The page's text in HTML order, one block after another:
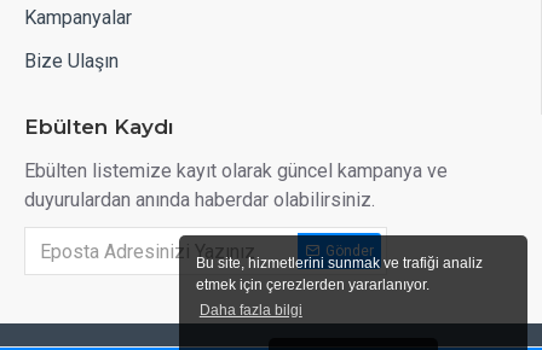
Bu site, hizmetlerini sunmak ve trafiği analiz
etmek için çerezlerden yararlanıyor.
Daha fazla bilgi
Kampanyalar
Bize Ulaşın
Ebülten Kaydı
Ebülten listemize kayıt olarak güncel kampanya ve
duyurulardan anında haberdar olabilirsiniz.
Gönder